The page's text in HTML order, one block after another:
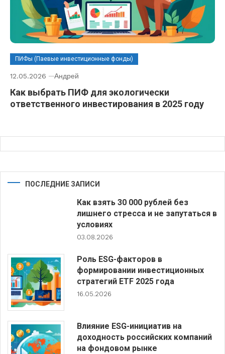
ПИФы (Паевые инвестиционные фонды)
12.05.2026 Андрей
Как выбрать ПИФ для экологически
ответственного инвестирования в 2025 году
ПОСЛЕДНИЕ ЗАПИСИ
Как взять 30 000 рублей без
лишнего стресса и не запутаться в
условиях
03.08.2026
Роль ESG-факторов в
формировании инвестиционных
стратегий ETF 2025 года
16.05.2026
Влияние ESG-инициатив на
доходность российских компаний
на фондовом рынке